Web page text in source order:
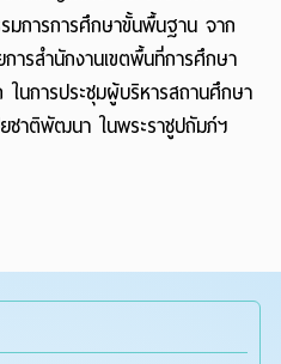
การการศึกษาขั้นพื้นฐาน จาก
รสำนักงานเขตพื้นที่การศึกษา
นการประชุมผู้บริหารสถานศึกษา
าติพัฒนา ในพระราชูปถัมภ์ฯ